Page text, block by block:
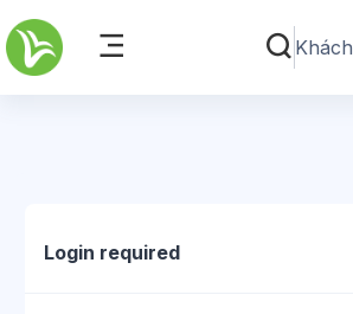
Chuyển tới nội dung chính
Bảng điều khiển cạnh
Chuyển
Khách
Login required